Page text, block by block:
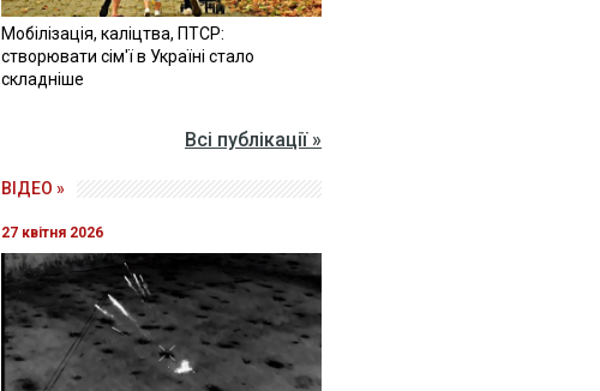
Мобілізація, каліцтва, ПТСР:
створювати сім'ї в Україні стало
складніше
Всі публікації »
ВІДЕО »
27 квітня 2026